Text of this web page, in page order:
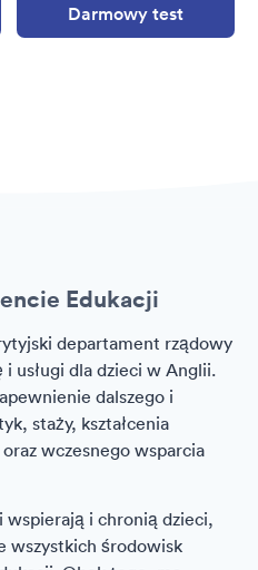
Darmowy test
Edukacji
departament rządowy
usługi dla dzieci w Anglii.
dalszego i
staży, kształcenia
wczesnego wsparcia
wspierają i chronią dzieci,
wszystkich środowisk